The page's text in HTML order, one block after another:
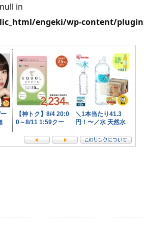
in
engeki/wp-content/